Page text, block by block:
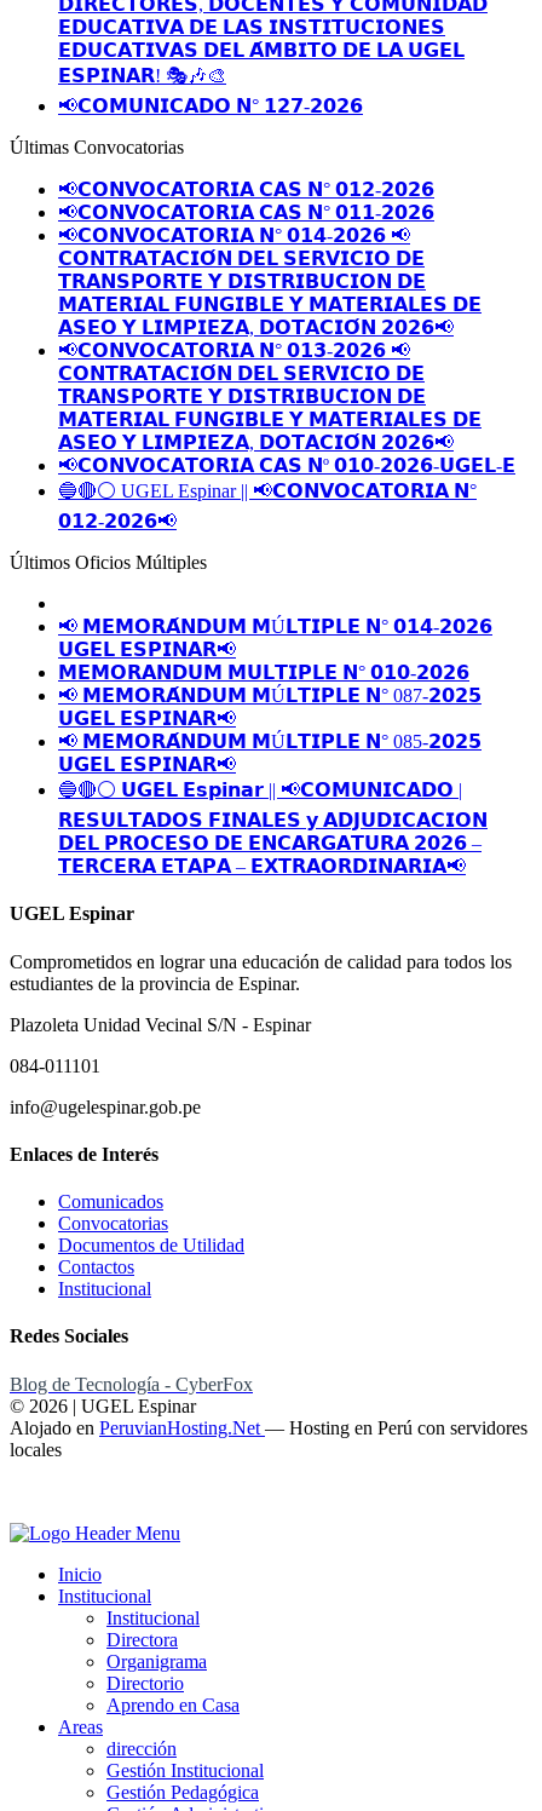
𝗗𝗜𝗥𝗘𝗖𝗧𝗢𝗥𝗘𝗦, 𝗗𝗢𝗖𝗘𝗡𝗧𝗘𝗦 𝗬 𝗖𝗢𝗠𝗨𝗡𝗜𝗗𝗔𝗗
𝗘𝗗𝗨𝗖𝗔𝗧𝗜𝗩𝗔 𝗗𝗘 𝗟𝗔𝗦 𝗜𝗡𝗦𝗧𝗜𝗧𝗨𝗖𝗜𝗢𝗡𝗘𝗦
𝗘𝗗𝗨𝗖𝗔𝗧𝗜𝗩𝗔𝗦 𝗗𝗘𝗟 𝗔́𝗠𝗕𝗜𝗧𝗢 𝗗𝗘 𝗟𝗔 𝗨𝗚𝗘𝗟
𝗘𝗦𝗣𝗜𝗡𝗔𝗥! 🎭🎶🎨
📢𝗖𝗢𝗠𝗨𝗡𝗜𝗖𝗔𝗗𝗢 𝗡° 𝟭𝟮𝟳-𝟮𝟬𝟮𝟲
Últimas Convocatorias
📢𝗖𝗢𝗡𝗩𝗢𝗖𝗔𝗧𝗢𝗥𝗜𝗔 𝗖𝗔𝗦 𝗡° 𝟬𝟭𝟮-𝟮𝟬𝟮𝟲
📢𝗖𝗢𝗡𝗩𝗢𝗖𝗔𝗧𝗢𝗥𝗜𝗔 𝗖𝗔𝗦 𝗡° 𝟬𝟭𝟭-𝟮𝟬𝟮𝟲
📢𝗖𝗢𝗡𝗩𝗢𝗖𝗔𝗧𝗢𝗥𝗜𝗔 𝗡° 𝟬𝟭𝟰-𝟮𝟬𝟮𝟲 📢
𝗖𝗢𝗡𝗧𝗥𝗔𝗧𝗔𝗖𝗜𝗢́𝗡 𝗗𝗘𝗟 𝗦𝗘𝗥𝗩𝗜𝗖𝗜𝗢 𝗗𝗘
𝗧𝗥𝗔𝗡𝗦𝗣𝗢𝗥𝗧𝗘 𝗬 𝗗𝗜𝗦𝗧𝗥𝗜𝗕𝗨𝗖𝗜𝗢𝗡 𝗗𝗘
𝗠𝗔𝗧𝗘𝗥𝗜𝗔𝗟 𝗙𝗨𝗡𝗚𝗜𝗕𝗟𝗘 𝗬 𝗠𝗔𝗧𝗘𝗥𝗜𝗔𝗟𝗘𝗦 𝗗𝗘
𝗔𝗦𝗘𝗢 𝗬 𝗟𝗜𝗠𝗣𝗜𝗘𝗭𝗔, 𝗗𝗢𝗧𝗔𝗖𝗜𝗢́𝗡 𝟮𝟬𝟮𝟲📢
📢𝗖𝗢𝗡𝗩𝗢𝗖𝗔𝗧𝗢𝗥𝗜𝗔 𝗡° 𝟬𝟭𝟯-𝟮𝟬𝟮𝟲 📢
𝗖𝗢𝗡𝗧𝗥𝗔𝗧𝗔𝗖𝗜𝗢́𝗡 𝗗𝗘𝗟 𝗦𝗘𝗥𝗩𝗜𝗖𝗜𝗢 𝗗𝗘
𝗧𝗥𝗔𝗡𝗦𝗣𝗢𝗥𝗧𝗘 𝗬 𝗗𝗜𝗦𝗧𝗥𝗜𝗕𝗨𝗖𝗜𝗢𝗡 𝗗𝗘
𝗠𝗔𝗧𝗘𝗥𝗜𝗔𝗟 𝗙𝗨𝗡𝗚𝗜𝗕𝗟𝗘 𝗬 𝗠𝗔𝗧𝗘𝗥𝗜𝗔𝗟𝗘𝗦 𝗗𝗘
𝗔𝗦𝗘𝗢 𝗬 𝗟𝗜𝗠𝗣𝗜𝗘𝗭𝗔, 𝗗𝗢𝗧𝗔𝗖𝗜𝗢́𝗡 𝟮𝟬𝟮𝟲📢
📢𝗖𝗢𝗡𝗩𝗢𝗖𝗔𝗧𝗢𝗥𝗜𝗔 𝗖𝗔𝗦 𝗡º 𝟬𝟭𝟬-𝟮𝟬𝟮𝟲-𝗨𝗚𝗘𝗟-𝗘
🔵🔴⚪️ UGEL Espinar || 📢𝗖𝗢𝗡𝗩𝗢𝗖𝗔𝗧𝗢𝗥𝗜𝗔 𝗡°
𝟬𝟭𝟮-𝟮𝟬𝟮𝟲📢
Últimos Oficios Múltiples
📢 𝗠𝗘𝗠𝗢𝗥𝗔́𝗡𝗗𝗨𝗠 𝗠Ú𝗟𝗧𝗜𝗣𝗟𝗘 𝗡° 𝟬𝟭𝟰-𝟮𝟬𝟮𝟲
𝗨𝗚𝗘𝗟 𝗘𝗦𝗣𝗜𝗡𝗔𝗥📢
𝗠𝗘𝗠𝗢𝗥𝗔𝗡𝗗𝗨𝗠 𝗠𝗨𝗟𝗧𝗜𝗣𝗟𝗘 𝗡° 𝟬𝟭𝟬-𝟮𝟬𝟮𝟲
📢 𝗠𝗘𝗠𝗢𝗥𝗔́𝗡𝗗𝗨𝗠 𝗠Ú𝗟𝗧𝗜𝗣𝗟𝗘 𝗡° 087-𝟮𝟬𝟮𝟱
𝗨𝗚𝗘𝗟 𝗘𝗦𝗣𝗜𝗡𝗔𝗥📢
📢 𝗠𝗘𝗠𝗢𝗥𝗔́𝗡𝗗𝗨𝗠 𝗠Ú𝗟𝗧𝗜𝗣𝗟𝗘 𝗡° 085-𝟮𝟬𝟮𝟱
𝗨𝗚𝗘𝗟 𝗘𝗦𝗣𝗜𝗡𝗔𝗥📢
🔵🔴⚪️ 𝗨𝗚𝗘𝗟 𝗘𝘀𝗽𝗶𝗻𝗮𝗿 || 📢𝗖𝗢𝗠𝗨𝗡𝗜𝗖𝗔𝗗𝗢 |
𝗥𝗘𝗦𝗨𝗟𝗧𝗔𝗗𝗢𝗦 𝗙𝗜𝗡𝗔𝗟𝗘𝗦 𝘆 𝗔𝗗𝗝𝗨𝗗𝗜𝗖𝗔𝗖𝗜𝗢𝗡
𝗗𝗘𝗟 𝗣𝗥𝗢𝗖𝗘𝗦𝗢 𝗗𝗘 𝗘𝗡𝗖𝗔𝗥𝗚𝗔𝗧𝗨𝗥𝗔 𝟮𝟬𝟮𝟲 –
𝗧𝗘𝗥𝗖𝗘𝗥𝗔 𝗘𝗧𝗔𝗣𝗔 – 𝗘𝗫𝗧𝗥𝗔𝗢𝗥𝗗𝗜𝗡𝗔𝗥𝗜𝗔📢
UGEL Espinar
Comprometidos en lograr una educación de calidad para todos los
estudiantes de la provincia de Espinar.
Plazoleta Unidad Vecinal S/N - Espinar
084-011101
info@ugelespinar.gob.pe
Enlaces de Interés
Comunicados
Convocatorias
Documentos de Utilidad
Contactos
Institucional
Redes Sociales
Blog de Tecnología - CyberFox
© 2026 | UGEL Espinar
Alojado en PeruvianHosting.Net — Hosting en Perú con servidores
locales
Inicio
Institucional
Institucional
Directora
Organigrama
Directorio
Aprendo en Casa
Areas
dirección
Gestión Institucional
Gestión Pedagógica